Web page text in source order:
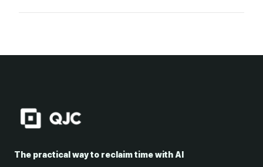
The practical way to reclaim time with AI